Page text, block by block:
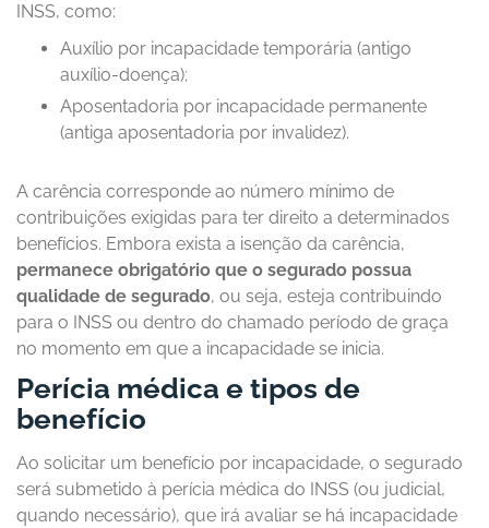
INSS, como:
Auxílio por incapacidade temporária (antigo
auxílio-doença);
Aposentadoria por incapacidade permanente
(antiga aposentadoria por invalidez).
A carência corresponde ao número mínimo de
contribuições exigidas para ter direito a determinados
benefícios. Embora exista a isenção da carência,
permanece obrigatório que o segurado possua
qualidade de segurado, ou seja, esteja contribuindo
para o INSS ou dentro do chamado período de graça
no momento em que a incapacidade se inicia.
Perícia médica e tipos de
benefício
Ao solicitar um benefício por incapacidade, o segurado
será submetido à perícia médica do INSS (ou judicial,
quando necessário), que irá avaliar se há incapacidade